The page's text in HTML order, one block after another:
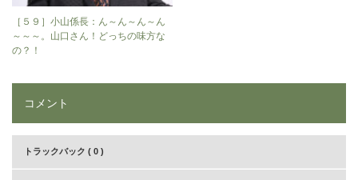
［５９］小山係長：ん～ん～ん～ん
～～～。山口さん！どっちの味方な
の？！
コメント
トラックバック ( 0 )